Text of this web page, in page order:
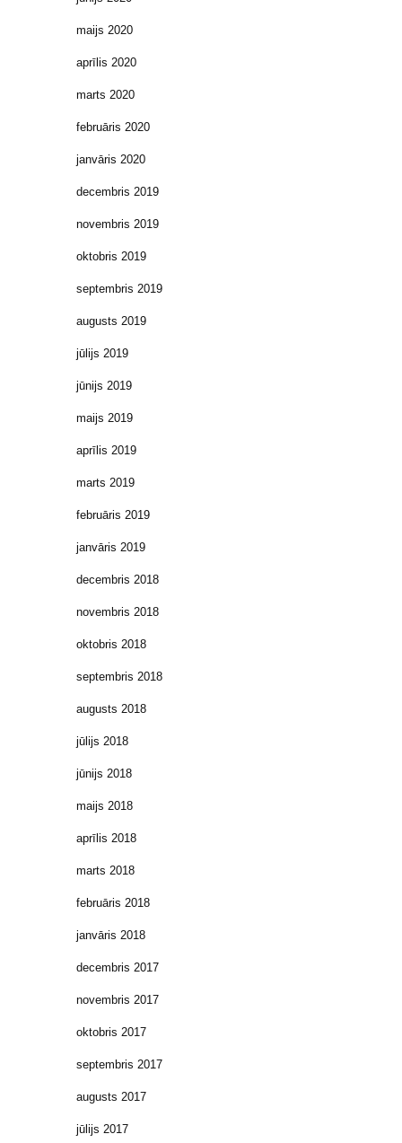
maijs 2020
aprīlis 2020
marts 2020
februāris 2020
janvāris 2020
decembris 2019
novembris 2019
oktobris 2019
septembris 2019
augusts 2019
jūlijs 2019
jūnijs 2019
maijs 2019
aprīlis 2019
marts 2019
februāris 2019
janvāris 2019
decembris 2018
novembris 2018
oktobris 2018
septembris 2018
augusts 2018
jūlijs 2018
jūnijs 2018
maijs 2018
aprīlis 2018
marts 2018
februāris 2018
janvāris 2018
decembris 2017
novembris 2017
oktobris 2017
septembris 2017
augusts 2017
jūlijs 2017